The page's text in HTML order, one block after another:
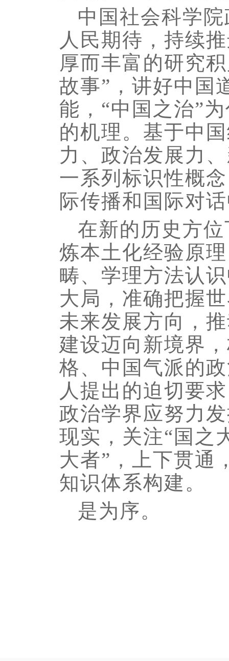
中国社会科学
人民期待，持续
厚而丰富的研究
故事”，讲好中国
能，“中国之治”
的机理。基于中
力、政治发展力
一系列标识性概
际传播和国际对
在新的历史方
炼本土化经验原
畴、学理方法认
大局，准确把握
未来发展方向，
建设迈向新境界
格、中国气派的
人提出的迫切要
政治学界应努力
现实，关注“国之
大者”，上下贯通
知识体系构建。
是为序。